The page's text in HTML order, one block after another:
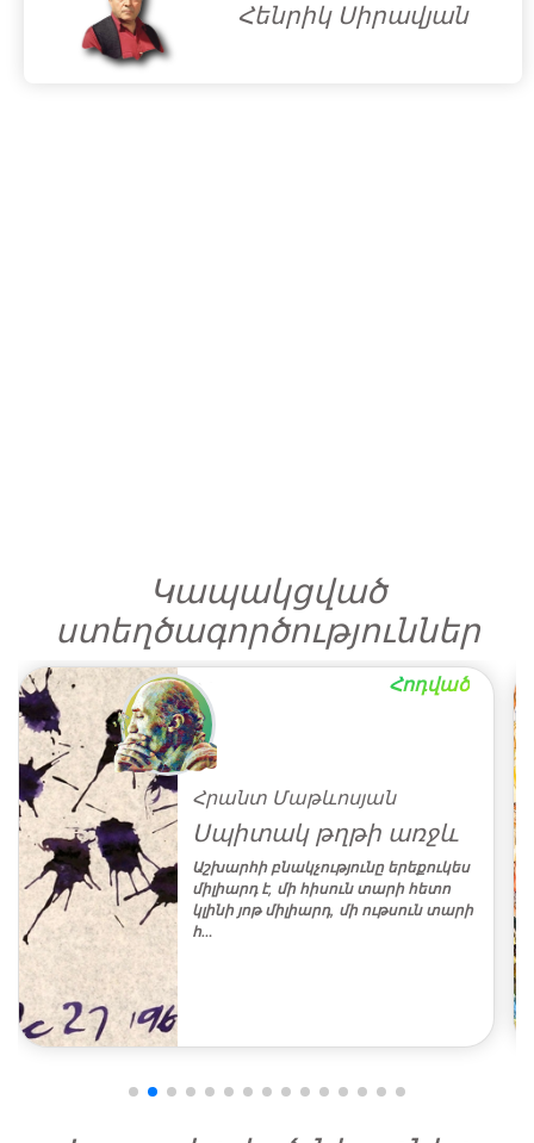
Հենրիկ Սիրավյան
Կապակցված
ստեղծագործություններ
Հոդված
Հրանտ Մաթևոսյան
Սպիտակ թղթի առջև
Աշխարհի բնակչությունը երեքուկես
միլիարդ է, մի հիսուն տարի հետո
կլինի յոթ միլիարդ, մի ութսուն տարի
հ…